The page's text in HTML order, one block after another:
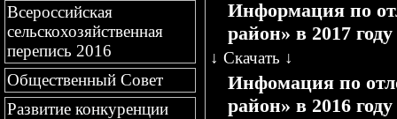
Всероссийская
сельскохозяйственная
перепись 2016
Общественный Совет
Развитие конкуренции
Информация по
район» в 2017 году
↓ Скачать ↓
Инфомация по
район» в 2016 году